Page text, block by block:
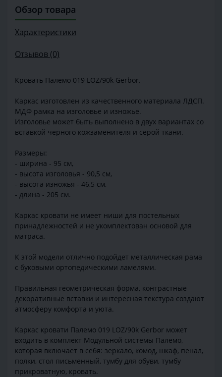
Обзор товара
Характеристики
Отзывов (0)
Кровать Палемо 019 LOZ/90k Gerbor.
Каркас изготовлен из качественного материала ЛДСП.
МДФ рамка на изголовье и изножье.
Изголовье может быть выполнено в двух вариантах со
вставкой черного кожзаменителя и серой ткани.
Размеры:
- ширина - 95 см,
- высота изголовья - 90,5 см,
- высота изножья - 46,5 см,
- длина - 205 см.
Каркас кровати не имеет ниши для постельных
принадлежностей и не укомплектован основой для
матраса.
К этой модели отлично подойдет металлическая рама
с буковыми ортопедическими ламелями.
Правильная геометрическая форма, контрастные
декоративные вставки и интересная текстура создают
атмосферу комфорта и уюта.
Каркас кровати Палемо 019 LOZ/90k Gerbor может
входить в комплект Модульной системы Палемо,
которая включает в себя: зеркало, комод, шкаф, пенал,
полки, стол письменный, тумбу для обуви, тумбу
прикроватную, кровать.